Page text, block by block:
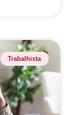
Trabalhista